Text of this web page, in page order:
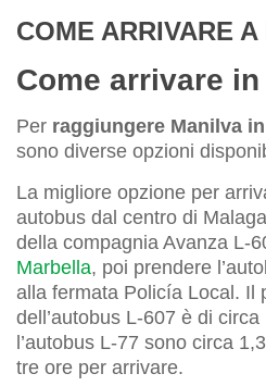
COME ARRIVARE
Come arrivare
Per raggiungere Manilva
sono diverse opzioni
La migliore opzione per
autobus dal centro di
della compagnia Avanza L-
Marbella, poi prendere
alla fermata Policía Local. Il
dell’autobus L-607 è di
l’autobus L-77 sono circa
tre ore per arrivare.